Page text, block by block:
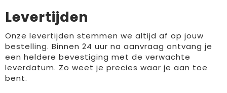
Levertijden
Onze levertijden stemmen we altijd af op jouw
bestelling. Binnen 24 uur na aanvraag ontvang je
een heldere bevestiging met de verwachte
leverdatum. Zo weet je precies waar je aan toe
bent.